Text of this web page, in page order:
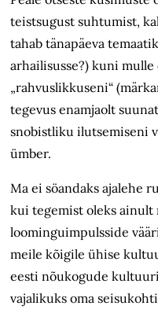
teistsugust suhtumist,
tahab tänapäeva
arhailisusse?) kuni
„rahvuslikkuseni“
tegevus enamjaolt
snobistliku ilutsemiseni
ümber.
Ma ei söandaks ajalehe
kui tegemist oleks ainult
loominguimpulsside
meile kõigile ühise
eesti nõukogude
vajalikuks oma